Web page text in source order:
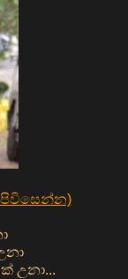
පිවිසෙන්න)
උනා...